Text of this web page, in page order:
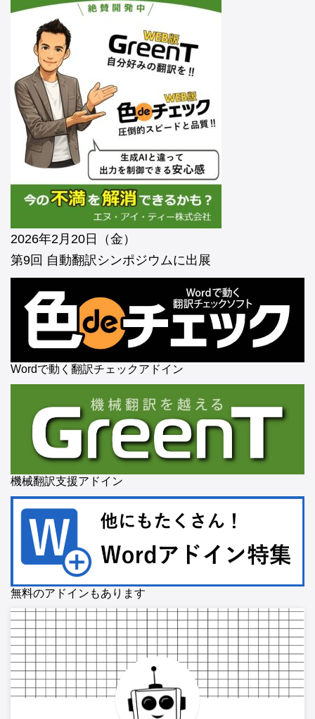
2026年2月20日（金）
第9回 自動翻訳シンポジウムに出展
Wordで動く翻訳チェックアドイン
機械翻訳支援アドイン
無料のアドインもあります